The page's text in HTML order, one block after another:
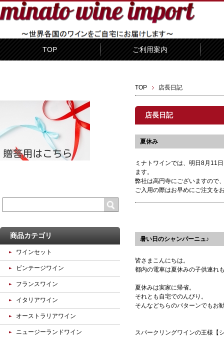
TOP ご利用案内
TOP 店長日記
店長日記
夏休み
ミナトワインでは、明日8月11
ます。
弊社は高円寺にございますので
ご入用の際はお早めにご注文を
暑い日のシャンパーニュ♪
皆さまこんにちは。
都内の電車は夏休みの子供連れ
夏休みは実家に帰省。
それとも自宅でのんびり。
そんなどちらのパターンでもお
スパークリングワインの王様【
商品カテゴリ
ワインセット
ビンテージワイン
フランスワイン
イタリアワイン
オーストラリアワイン
ニュージーランドワイン